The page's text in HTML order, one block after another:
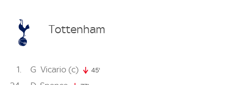
Tottenham
1 G Vicario (c) 45'